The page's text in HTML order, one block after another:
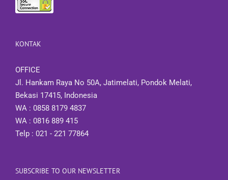
KONTAK
OFFICE
Jl. Hankam Raya No 50A, Jatimelati, Pondok Melati,
Bekasi 17415, Indonesia
WA : 0858 8179 4837
WA : 0816 889 415
Telp : 021 - 221 77864
SUBSCRIBE TO OUR NEWSLETTER